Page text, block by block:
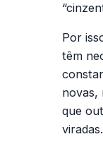
Por
têm
novas,
que
viradas.